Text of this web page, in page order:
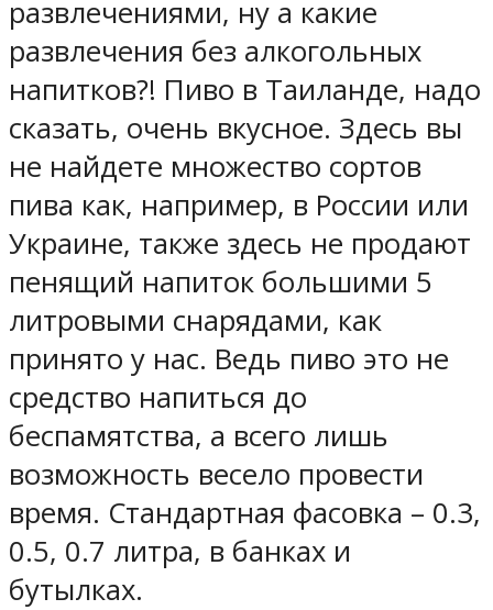
развлечениями, ну а какие
развлечения без алкогольных
напитков?! Пиво в Таиланде, надо
сказать, очень вкусное. Здесь вы
не найдете множество сортов
пива как, например, в России или
Украине, также здесь не продают
пенящий напиток большими 5
литровыми снарядами, как
принято у нас. Ведь пиво это не
средство напиться до
беспамятства, а всего лишь
возможность весело провести
время. Стандартная фасовка – 0.3,
0.5, 0.7 литра, в банках и
бутылках.